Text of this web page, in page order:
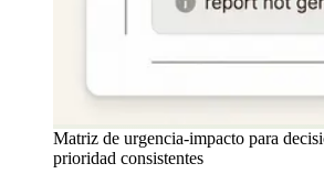
Matriz de urgencia-impacto para
prioridad consistentes